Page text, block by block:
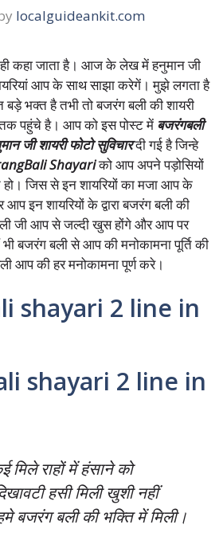
localguideankit.com
कहा जाता है। आज के लेख में हनुमान जी
आप के साथ साझा करेगें। मुझे लगता है
भक्त है तभी तो बजरंग बली की शायरी
पहुंचे है। आप को इस पोस्ट में बजरंगबली
जी शायरी फोटो सुविचारदी गई है जिन्हे
Shayariको आप अपने पड़ोसियों
जिस से इन शायरियों का मजा आप के
इन शायरियों के द्वारा बजरंग बली की
जी आप से जल्दी खुस होंगे और आप पर
बजरंग बली से आप की मनोकामना पूर्ति की
आप की हर मनोकामना पूर्ण करे।
shayari 2 line in
मिले राहों में हंसाने को
हसी मिली खुशी नहीं
बजरंग बली की भक्ति में मिली।